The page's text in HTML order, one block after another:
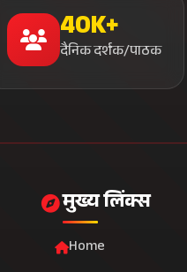
40K+
दैनिक दर्शक/पाठक
मुख्य लिंक्स
Home